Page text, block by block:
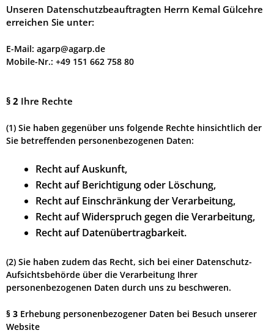
Unseren Datenschutzbeauftragten Herrn Kemal Gülcehre
erreichen Sie unter:
E-Mail: agarp@agarp.de
Mobile-Nr.: +49 151 662 758 80
§ 2 Ihre Rechte
(1) Sie haben gegenüber uns folgende Rechte hinsichtlich der
Sie betreffenden personenbezogenen Daten:
Recht auf Auskunft,
Recht auf Berichtigung oder Löschung,
Recht auf Einschränkung der Verarbeitung,
Recht auf Widerspruch gegen die Verarbeitung,
Recht auf Datenübertragbarkeit.
(2) Sie haben zudem das Recht, sich bei einer Datenschutz-
Aufsichtsbehörde über die Verarbeitung Ihrer
personenbezogenen Daten durch uns zu beschweren.
§ 3 Erhebung personenbezogener Daten bei Besuch unserer
Website